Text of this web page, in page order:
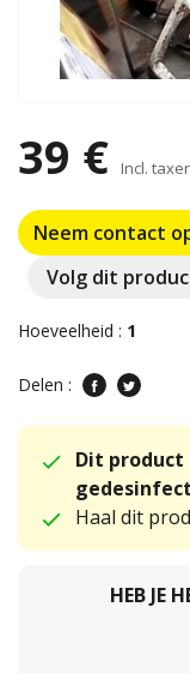
39 € Incl.
Neem contact
Volg dit
Hoeveelheid : 1
Delen :
Dit product
Haal dit
HEB JE